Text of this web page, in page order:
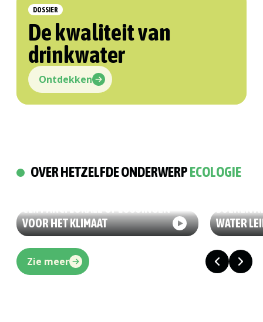
DOSSIER
De kwaliteit van
drinkwater
Ontdekken
OVER HETZELFDE ONDERWERPECOLOGIE
VOOR HET KLIMAAT
WATER
Zie meer